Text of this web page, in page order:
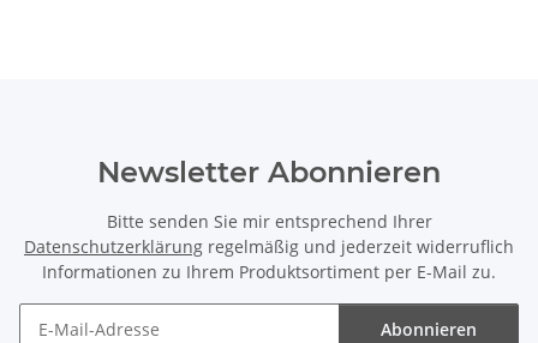
Newsletter Abonnieren
Bitte senden Sie mir entsprechend Ihrer
Datenschutzerklärung regelmäßig und jederzeit widerruflich
Informationen zu Ihrem Produktsortiment per E-Mail zu.
Abonnieren